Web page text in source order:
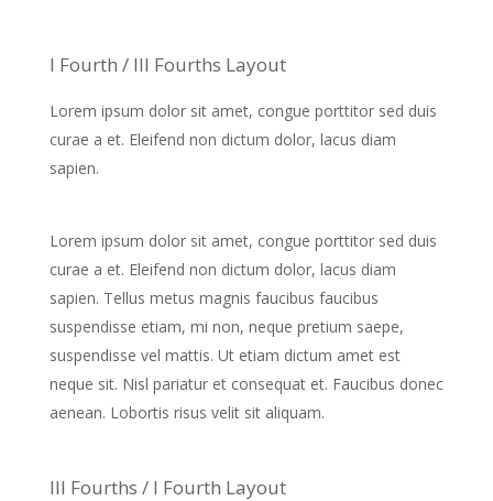
I Fourth / III Fourths Layout
Lorem ipsum dolor sit amet, congue porttitor sed duis
curae a et. Eleifend non dictum dolor, lacus diam
sapien.
Lorem ipsum dolor sit amet, congue porttitor sed duis
curae a et. Eleifend non dictum dolor, lacus diam
sapien. Tellus metus magnis faucibus faucibus
suspendisse etiam, mi non, neque pretium saepe,
suspendisse vel mattis. Ut etiam dictum amet est
neque sit. Nisl pariatur et consequat et. Faucibus donec
aenean. Lobortis risus velit sit aliquam.
III Fourths / I Fourth Layout